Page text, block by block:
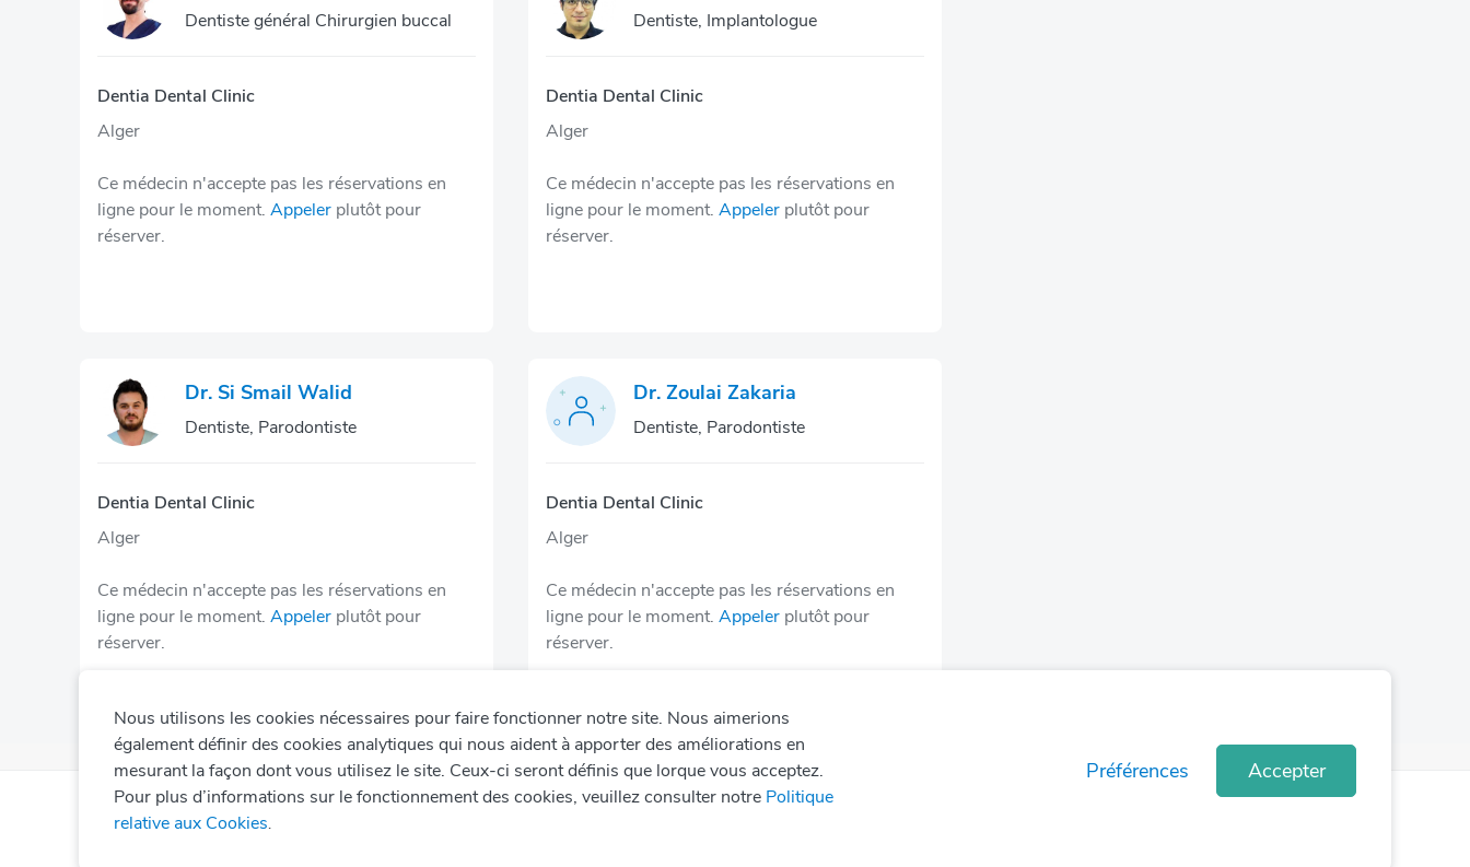
Dentiste général Chirurgien buccal
Dentia Dental Clinic
Alger
Ce médecin n'accepte pas les réservations en
ligne pour le moment. Appeler plutôt pour
réserver.
Dentiste, Implantologue
Dentia Dental Clinic
Alger
Ce médecin n'accepte pas les réservations en
ligne pour le moment. Appeler plutôt pour
réserver.
Dr. Si Smail Walid
Dentiste, Parodontiste
Dentia Dental Clinic
Alger
Ce médecin n'accepte pas les réservations en
ligne pour le moment. Appeler plutôt pour
réserver.
Dr. Zoulai Zakaria
Dentiste, Parodontiste
Dentia Dental Clinic
Alger
Ce médecin n'accepte pas les réservations en
ligne pour le moment. Appeler plutôt pour
réserver.
© Copyright2026Okadoc Technologies FZ-LLC
Nous utilisons les cookies nécessaires pour faire fonctionner notre site. Nous aimerions
également définir des cookies analytiques qui nous aident à apporter des améliorations en
mesurant la façon dont vous utilisez le site. Ceux-ci seront définis que lorque vous acceptez.
Pour plus d’informations sur le fonctionnement des cookies, veuillez consulter notre Politique
relative aux Cookies.
Préférences Accepter